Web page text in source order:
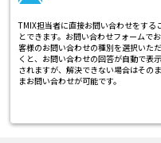
TMIX担当者に直接お問い合わせをする
とできます。お問い合わせフォームでお
客様のお問い合わせの種別を選択いただ
くと、お問い合わせの回答が自動で表示
されますが、解決できない場合はそのま
まお問い合わせが可能です。